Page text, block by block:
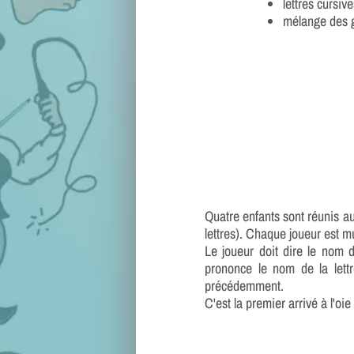
mélange des
Quatre enfants sont réunis
lettres). Chaque joueur est
Le joueur doit dire le nom
prononce le nom de la
précédemment.
C'est la premier arrivé à